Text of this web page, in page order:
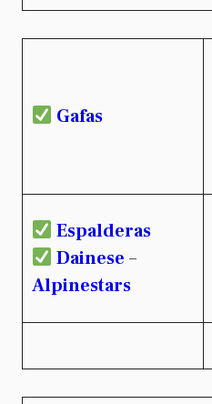
Gafas
Espalderas
Dainese –
Alpinestars